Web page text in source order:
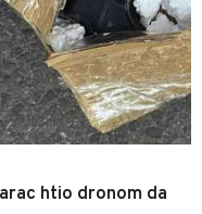
htio dronom da